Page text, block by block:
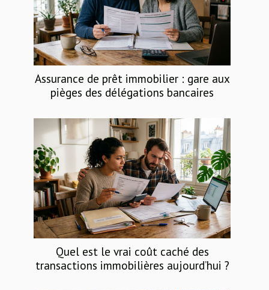
Assurance de prêt immobilier : gare aux
pièges des délégations bancaires
Quel est le vrai coût caché des
transactions immobilières aujourd’hui ?